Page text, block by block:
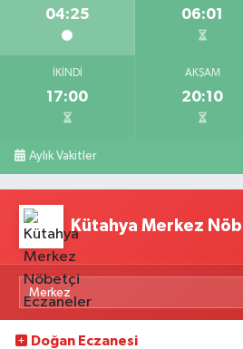
04:25 06:01
İKINDI
17:00
AKŞAM
20:10
Aylık Vakitler
Kütahya Merkez
Doğan Eczanesi